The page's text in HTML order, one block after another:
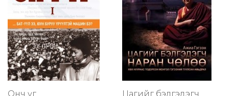
Онч үг Цагийг бэлгэдэгч